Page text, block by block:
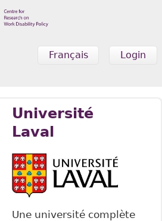
Login
Français
Université
Laval
Une université complète